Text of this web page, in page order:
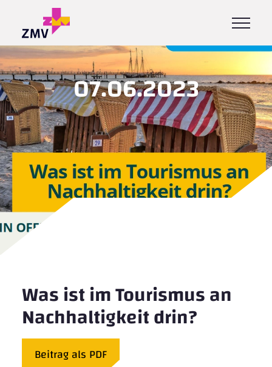
07.06.2023
Was ist im Tourismus an
Nachhaltigkeit drin?
Beitrag als PDF